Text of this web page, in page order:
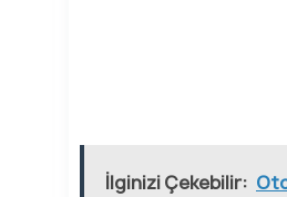
İlginizi Çekebilir: